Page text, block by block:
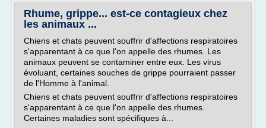
Rhume, grippe... est-ce contagieux chez
les animaux ...
Chiens et chats peuvent souffrir d'affections respiratoires
s'apparentant à ce que l'on appelle des rhumes. Les
animaux peuvent se contaminer entre eux. Les virus
évoluant, certaines souches de grippe pourraient passer
de l'Homme à l'animal.
Chiens et chats peuvent souffrir d'affections respiratoires
s'apparentant à ce que l'on appelle des rhumes.
Certaines maladies sont spécifiques à...